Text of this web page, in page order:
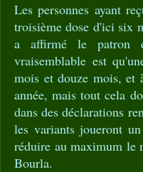
Les personnes ayant
troisième dose d'ici six
a affirmé le patron
vraisemblable est
mois et douze mois, et
année, mais tout cela
dans des déclarations
les variants joueront
réduire au maximum le
Bourla.